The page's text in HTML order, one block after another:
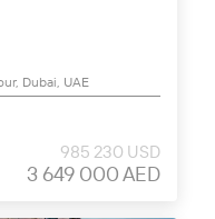
Dubai, UAE
985 230 USD
3 649 000 AED